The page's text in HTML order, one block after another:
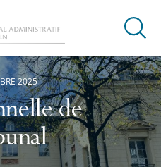
Ouvrir
de
de
2025